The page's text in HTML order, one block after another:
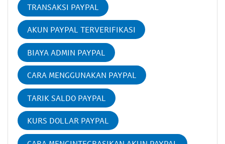
TRANSAKSI PAYPAL
AKUN PAYPAL TERVERIFIKASI
BIAYA ADMIN PAYPAL
CARA MENGGUNAKAN PAYPAL
TARIK SALDO PAYPAL
KURS DOLLAR PAYPAL